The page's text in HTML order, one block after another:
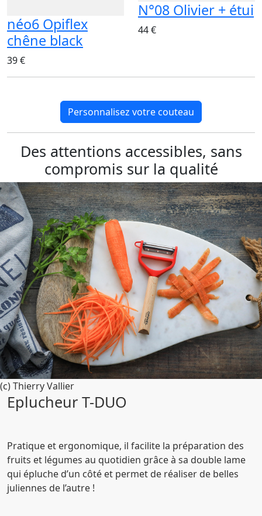
néo6 Opiflex
chêne black
39 €
N°08 Olivier + étui
44 €
Personnalisez votre couteau
Des attentions accessibles, sans
compromis sur la qualité
(c) Thierry Vallier
Eplucheur T-DUO
Pratique et ergonomique, il facilite la préparation des
fruits et légumes au quotidien grâce à sa double lame
qui épluche d’un côté et permet de réaliser de belles
juliennes de l’autre !